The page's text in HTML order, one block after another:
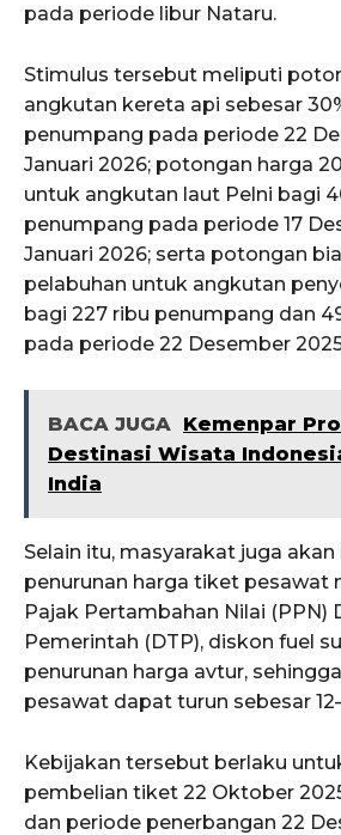
pada periode libur Nataru.
Stimulus tersebut meliputi
angkutan kereta api sebesar
penumpang pada periode 22
Januari 2026; potongan harga
untuk angkutan laut Pelni bagi
penumpang pada periode 17
Januari 2026; serta potongan
pelabuhan untuk angkutan
bagi 227 ribu penumpang dan
pada periode 22 Desember
BACA JUGA
Kemenpar
Destinasi Wisata
India
Selain itu, masyarakat juga
penurunan harga tiket pesawat
Pajak Pertambahan Nilai (PPN)
Pemerintah (DTP), diskon fuel
penurunan harga avtur,
pesawat dapat turun sebesar
Kebijakan tersebut berlaku
pembelian tiket 22 Oktober
dan periode penerbangan 22